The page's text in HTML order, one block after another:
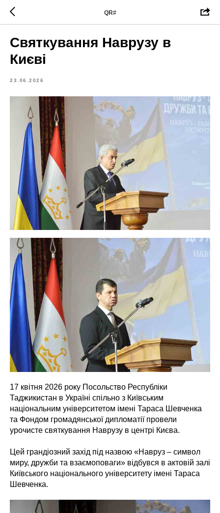
QR#
Святкування Наврузу в
Києві
23.06.2026
17 квітня 2026 року Посольство Республіки
Таджикистан в Україні спільно з Київським
національним університетом імені Тараса Шевченка
та Фондом громадянської дипломатії провели
урочисте святкування Наврузу в центрі Києва.
Цей грандіозний захід під назвою «Навруз – символ
миру, дружби та взаємоповаги» відбувся в актовій залі
Київського національного університету імені Тараса
Шевченка.